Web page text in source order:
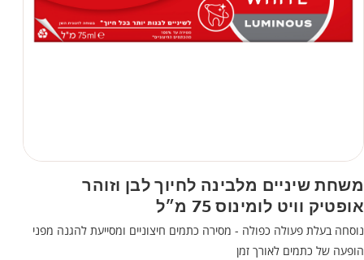
משחת שיניים מלבינה לחיוך לבן וזוהר
אופטיק וויט לומינוס 75 מ״ל
נוסחה בעלת פעולה כפולה - מסירה כתמים חיצוניים ומסייעת להגנה מפני
הופעה של כתמים לאורך זמן